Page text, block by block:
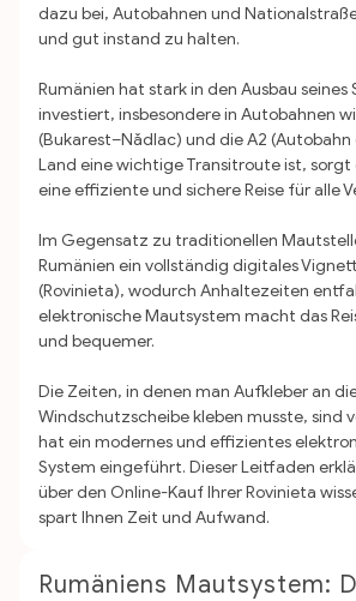
dazu bei, Autobahnen und
und gut instand zu halten.
Rumänien hat stark in den Ausbau
investiert, insbesondere in Autobahnen
(Bukarest–Nădlac) und die A2 (Autobahn
Land eine wichtige Transitroute ist,
eine effiziente und sichere Reise für alle
Im Gegensatz zu traditionellen
Rumänien ein vollständig digitales
(Rovinieta), wodurch Anhaltezeiten
elektronische Mautsystem macht das
und bequemer.
Die Zeiten, in denen man Aufkleber an
Windschutzscheibe kleben musste, sind
hat ein modernes und effizientes
System eingeführt. Dieser Leitfaden
über den Online-Kauf Ihrer Rovinieta
spart Ihnen Zeit und Aufwand.
Rumäniens Mautsystem: